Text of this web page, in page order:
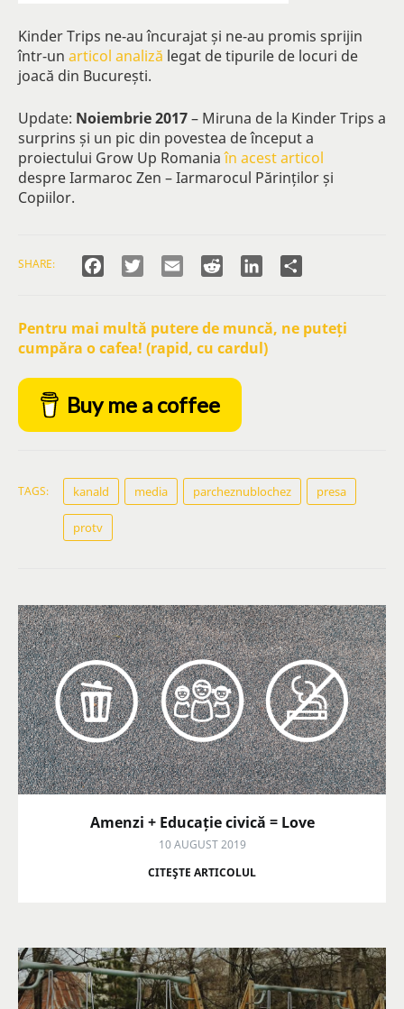
Kinder Trips ne-au încurajat și ne-au promis sprijin
într-un articol analiză legat de tipurile de locuri de
joacă din București.
Update: Noiembrie 2017– Miruna de la Kinder Trips a
surprins și un pic din povestea de început a
proiectului Grow Up Romaniaîn acest articol
despre Iarmaroc Zen – Iarmarocul Părinților și
Copiilor.
SHARE: FacebookTwitter Email Reddit LinkedIn
Pentru mai multă putere de muncă, ne puteți
cumpăra o cafea! (rapid, cu cardul)
Buy me a coffee
TAGS: kanald media parcheznublochez presa
protv
Amenzi + Educație civică = Love
10 AUGUST 2019
CITEŞTE ARTICOLUL